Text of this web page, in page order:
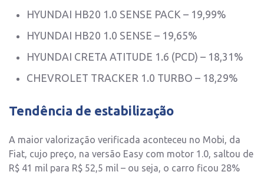
HYUNDAI HB20 1.0 SENSE PACK – 19,99%
HYUNDAI HB20 1.0 SENSE – 19,65%
HYUNDAI CRETA ATITUDE 1.6 (PCD) – 18,31%
CHEVROLET TRACKER 1.0 TURBO – 18,29%
Tendência de estabilização
A maior valorização verificada aconteceu no Mobi, da
Fiat, cujo preço, na versão Easy com motor 1.0, saltou de
R$ 41 mil para R$ 52,5 mil – ou seja, o carro ficou 28%